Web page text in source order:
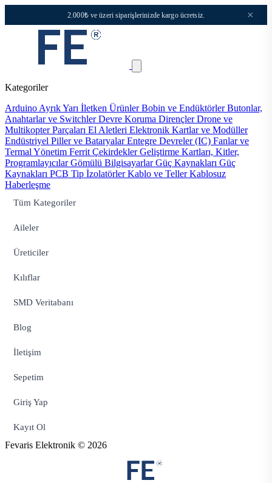
2.000₺ ve üzeri siparişlerinizde kargo ücretsiz. ×
Kategoriler
Arduino Ayrık Yarı İletken ÜrünlerBobin ve EndüktörlerButonlar,
Anahtarlar ve SwitchlerDevre Koruma DirençlerDrone ve
Multikopter Parçaları El Aletleri Elektronik Kartlar ve Modüller
Endüstriyel Piller ve BataryalarEntegre Devreler (IC) Fanlar ve
Termal Yönetim Ferrit ÇekirdeklerGeliştirme Kartları, Kitler,
ProgramlayıcılarGömülü BilgisayarlarGüç Kaynakları Güç
Kaynakları PCB Tip İzolatörlerKablo ve TellerKablosuz
Haberleşme
Tüm Kategoriler
Aileler
Üreticiler
Kılıflar
SMD Veritabanı
Blog
İletişim
Sepetim
Giriş Yap
Kayıt Ol
Fevaris Elektronik © 2026